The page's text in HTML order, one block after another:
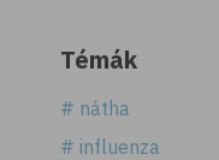
Témák
# nátha
# influenza